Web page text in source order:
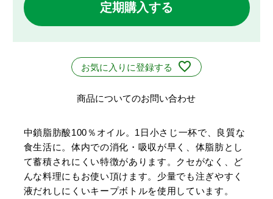
定期購入する
お気に入りに登録する
商品についてのお問い合わせ
中鎖脂肪酸100％オイル。1日小さじ一杯で、良質な
食生活に。体内での消化・吸収が早く、体脂肪とし
て蓄積されにくい特徴があります。クセがなく、ど
んな料理にもお使い頂けます。少量でも注ぎやすく
液だれしにくいキープボトルを使用しています。